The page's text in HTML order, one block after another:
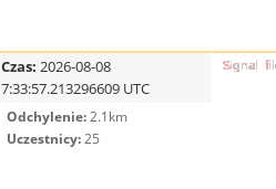
Czas: 2026-08-08
7:33:57.213296609 UTC
Odchylenie:2.1km
Uczestnicy:25